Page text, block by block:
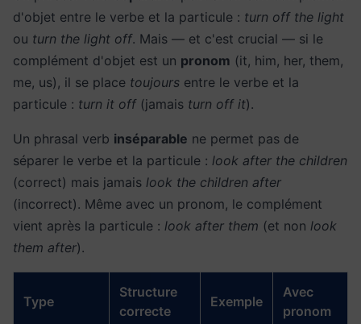
d'objet entre le verbe et la particule : turn off the light
ou turn the light off. Mais — et c'est crucial — si le
complément d'objet est un pronom (it, him, her, them,
me, us), il se place toujours entre le verbe et la
particule : turn it off(jamais turn off it).
Un phrasal verb inséparable ne permet pas de
séparer le verbe et la particule : look after the children
(correct) mais jamais look the children after
(incorrect). Même avec un pronom, le complément
vient après la particule : look after them (et non look
them after).
Type
Structure
correcte
Exemple
Avec
pronom